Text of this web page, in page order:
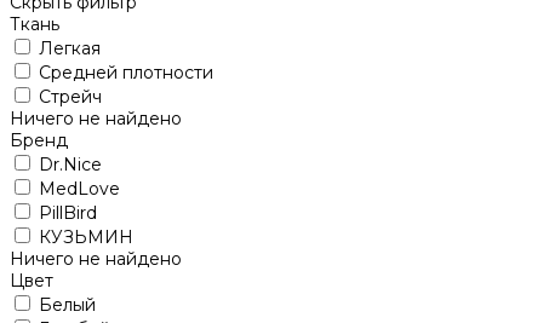
Ткань
Легкая
Средней плотности
Стрейч
Ничего не найдено
Бренд
Dr.Nice
MedLove
PillBird
КУЗЬМИН
Ничего не найдено
Цвет
Белый